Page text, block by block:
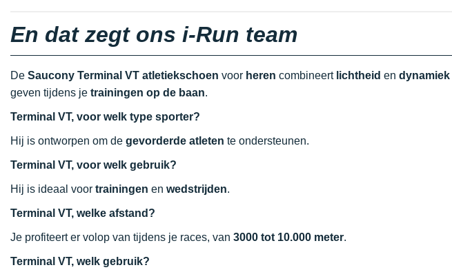
En dat zegt ons i-Run team
De Saucony Terminal VT atletiekschoen voor heren combineert lichtheid en dynamiek
geven tijdens je trainingen op de baan.
Terminal VT, voor welk type sporter?
Hij is ontworpen om de gevorderde atleten te ondersteunen.
Terminal VT, voor welk gebruik?
Hij is ideaal voor trainingen en wedstrijden.
Terminal VT, welke afstand?
Je profiteert er volop van tijdens je races, van 3000 tot 10.000 meter.
Terminal VT, welk gebruik?